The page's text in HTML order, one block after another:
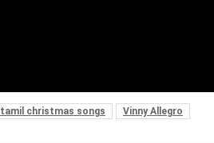
tamil christmas songs Vinny Allegro